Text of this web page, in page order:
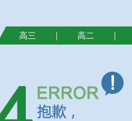
高三 | 高二 |